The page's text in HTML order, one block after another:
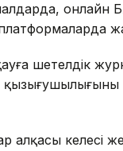
онлайн
шетелдік
алқасы келесі